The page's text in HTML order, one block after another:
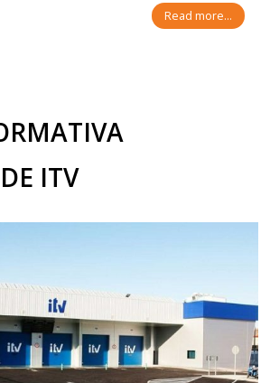
Read more...
ITV